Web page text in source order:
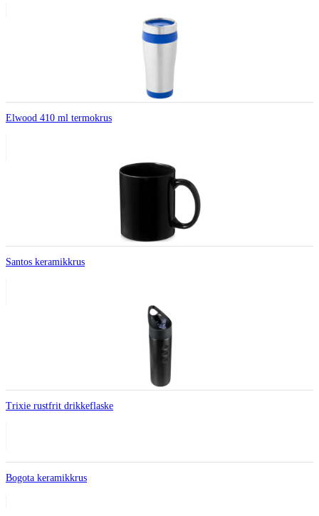
Elwood 410 ml termokrus
Santos keramikkrus
Trixie rustfrit drikkeflaske
Bogota keramikkrus